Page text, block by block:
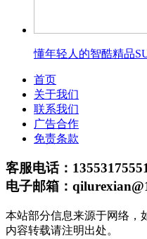
懂年轻人的智酷精品
首页
关于我们
联系我们
广告合作
免责条款
客服电话：
电子邮箱：
本站部分信息来源于网络，
内容转载请注明出处。